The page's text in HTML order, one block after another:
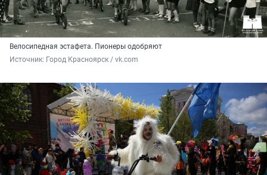
Велосипедная эстафета. Пионеры одобряют
Источник: Город Красноярск / vk.com